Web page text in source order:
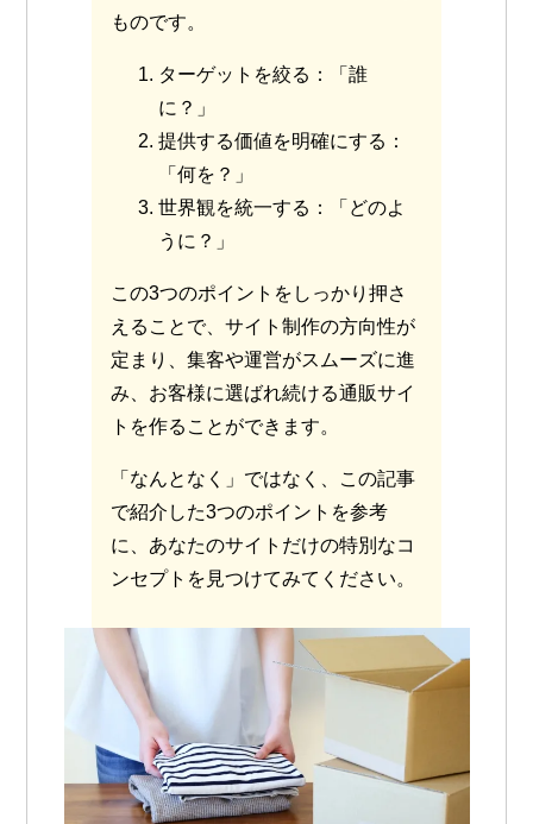
ものです。
ターゲットを絞る ：「誰
に？」
提供する価値を明確にする ：
「何を？」
世界観を統一する ：「どのよ
うに？」
この3つのポイントをしっかり押さ
えることで、サイト制作の方向性が
定まり、集客や運営がスムーズに進
み、お客様に選ばれ続ける通販サイ
トを作ることができます。
「なんとなく」ではなく、この記事
で紹介した3つのポイントを参考
に、あなたのサイトだけの特別なコ
ンセプトを見つけてみてください。